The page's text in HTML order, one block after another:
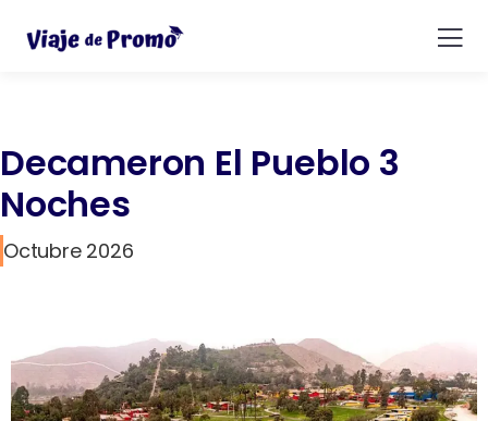
Decameron El Pueblo 3
Noches
Octubre 2026